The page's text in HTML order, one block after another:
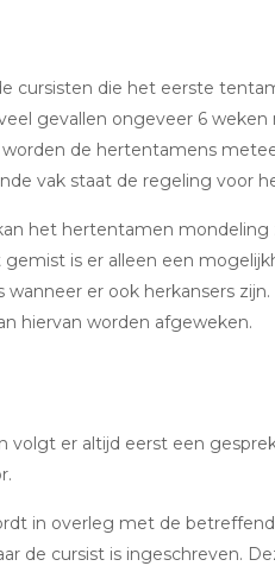
cursisten die het eerste
gevallen ongeveer 6
de hertentamens
vak staat de regeling voor
het hertentamen mondeling
is er alleen een
er ook herkansers
hiervan worden afgeweken.
er altijd eerst een
in overleg met de
de cursist is ingeschreven.